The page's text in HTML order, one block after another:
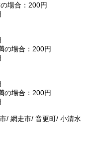
場合：200円
の場合：200円
の場合：200円
/ 網走市/ 音更町/ 小清水